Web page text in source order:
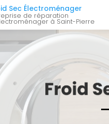
Sec Électroménager
à Saint-Pierre